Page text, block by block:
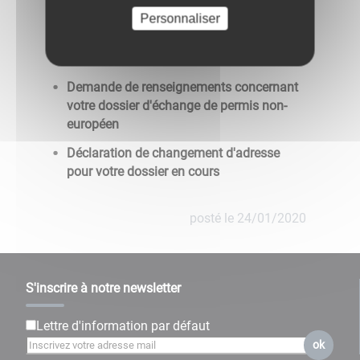
Demande de renseignement concernant
Demande de renseignements concernant
votre dossier d'échange de permis non-
européen
Déclaration de changement d'adresse
pour votre dossier en cours
posté le 24/01/2020
S'inscrire à notre newsletter
Lettre d'information par défaut
ok
Personnaliser